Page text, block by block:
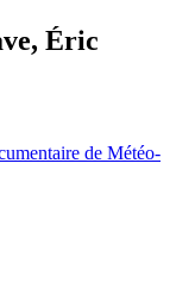
Éric
de Météo-